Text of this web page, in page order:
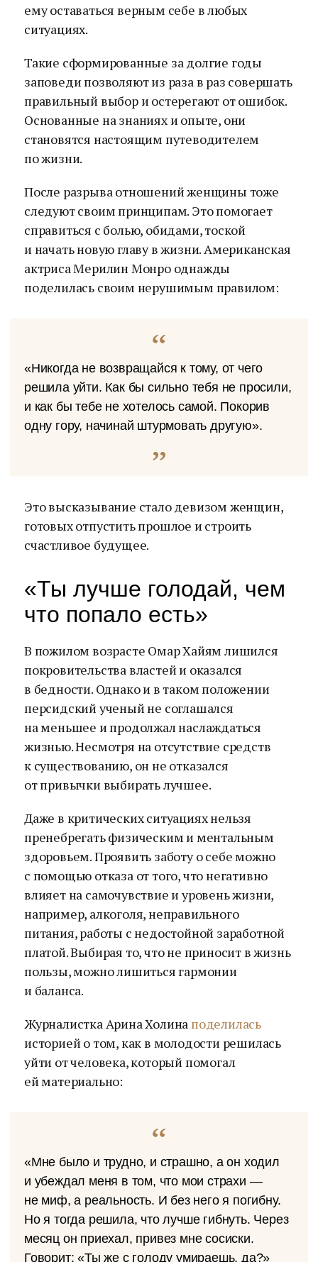
ему оставаться верным себе в любых
ситуациях.
Такие сформированные за долгие годы
заповеди позволяют из раза в раз совершать
правильный выбор и остерегают от ошибок.
Основанные на знаниях и опыте, они
становятся настоящим путеводителем
по жизни.
После разрыва отношений женщины тоже
следуют своим принципам. Это помогает
справиться с болью, обидами, тоской
и начать новую главу в жизни. Американская
актриса Мерилин Монро однажды
поделилась своим нерушимым правилом:
«Никогда не возвращайся к тому, от чего
решила уйти. Как бы сильно тебя не просили,
и как бы тебе не хотелось самой. Покорив
одну гору, начинай штурмовать другую».
Это высказывание стало девизом женщин,
готовых отпустить прошлое и строить
счастливое будущее.
«Ты лучше голодай, чем
что попало есть»
В пожилом возрасте Омар Хайям лишился
покровительства властей и оказался
в бедности. Однако и в таком положении
персидский ученый не соглашался
на меньшее и продолжал наслаждаться
жизнью. Несмотря на отсутствие средств
к существованию, он не отказался
от привычки выбирать лучшее.
Даже в критических ситуациях нельзя
пренебрегать физическим и ментальным
здоровьем. Проявить заботу о себе можно
с помощью отказа от того, что негативно
влияет на самочувствие и уровень жизни,
например, алкоголя, неправильного
питания, работы с недостойной заработной
платой. Выбирая то, что не приносит в жизнь
пользы, можно лишиться гармонии
и баланса.
Журналистка Арина Холина поделилась
историей о том, как в молодости решилась
уйти от человека, который помогал
ей материально:
«Мне было и трудно, и страшно, а он ходил
и убеждал меня в том, что мои страхи —
не миф, а реальность. И без него я погибну.
Но я тогда решила, что лучше гибнуть. Через
месяц он приехал, привез мне сосиски.
Говорит: «Ты же с голоду умираешь, да?»